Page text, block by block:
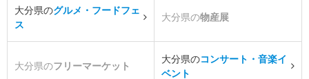
大分県のグルメ・フードフェ
ス
大分県の物産展
大分県のフリーマーケット
大分県のコンサート・音楽イ
ベント